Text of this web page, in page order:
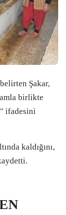
Şakar,
birlikte
ifadesini
kaldığını,